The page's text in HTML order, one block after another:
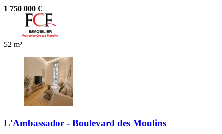
1 750 000 €
52 m²
L'Ambassador - Boulevard des Moulins